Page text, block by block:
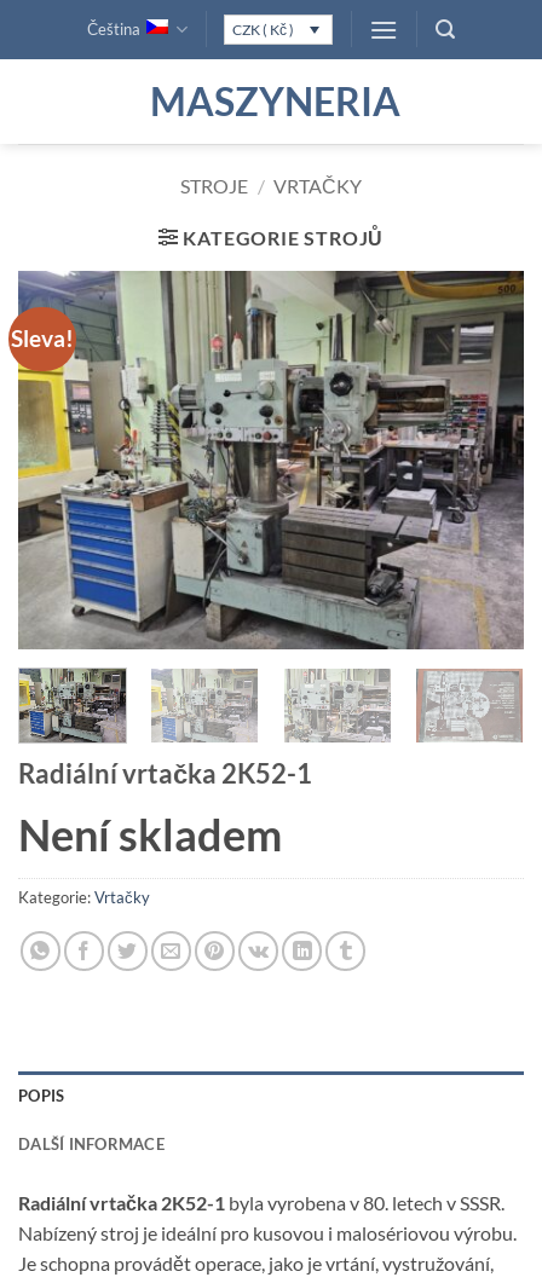
Čeština CZK ( Kč )
MASZYNERIA
STROJE / VRTAČKY
KATEGORIE STROJŮ
Sleva!
Radiální vrtačka 2K52-1
Není skladem
Kategorie:Vrtačky
POPIS
DALŠÍ INFORMACE
Radiální vrtačka 2K52-1 byla vyrobena v 80. letech v SSSR.
Nabízený stroj je ideální pro kusovou i malosériovou výrobu.
Je schopna provádět operace, jako je vrtání, vystružování,